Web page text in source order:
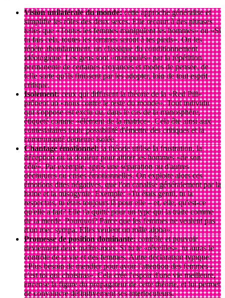
Vision unilatérale du monde:cette approche généralise et
simplifie les rôles des deux sexes. Elle recourt à des phrases
telles que «Toutes les femmes manipulent les hommes» ou «Si
tu fais cela, toutes les femmes seront à tes pieds». On les
répète abondamment, un classique du conditionnement
idéologique. Les gens sont «manipulés» par la répétition
permanente de certaines croyances et modes de pensée, de
telle sorte qu'ils finissent par les adopter, loin de tout esprit
critique.
Isolement:ceux qui diffusent la théorie de la «Red Pill»
prônent un «nous contre le reste du monde». Tout individu
qui s'oppose est exclu ou, dans le cas de la manosphère,
étiqueté comme «élément de la matrice». Cela ôte ainsi aux
contestataires toute possibilité d'émettre des critiques et la
communauté demeure isolée.
Chantage émotionnel:la théorie utilise la frustration, la
déception ou la douleur pour attirer les hommes «de son
côté». Par exemple, après une séparation ou d'autres
déchirures ou crises émotionnelles. On exploite alors ces
émotions dites négatives, que l'on canalise généralement par la
haine et la misogynie. Exemple: «Tu étais gentil, tu la
respectais, tu étais toujours là pour elle – et, elle, qu'est-ce
qu'elle a fait? Elle t'a quitté pour un type qui la traite comme
de la merde. Pourquoi? Parce que les femmes ne veulent pas
d'un mec sympa. Elles veulent un mâle alpha».
Promesse de position dominante:contrôle et pouvoir
deviennent deux maître-mots. Si tu te «réveilles», tu auras le
contrôle de ta vie et des femmes. Autre déclaration typique:
«Plus besoin de mendier pour avoir l'attention des femmes -
c'est toi qui choisiras». Cela crée l'espoir d'une vie meilleure,
encense la figure du propagateur de cette théorie, et lui permet
de convaincre définitivement ses interlocuteurs.